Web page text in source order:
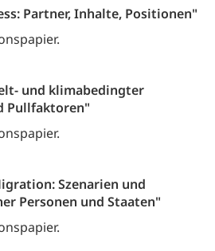
Partner, Inhalte, Positionen"
und klimabedingter
Pullfaktoren"
Szenarien und
Personen und Staaten"